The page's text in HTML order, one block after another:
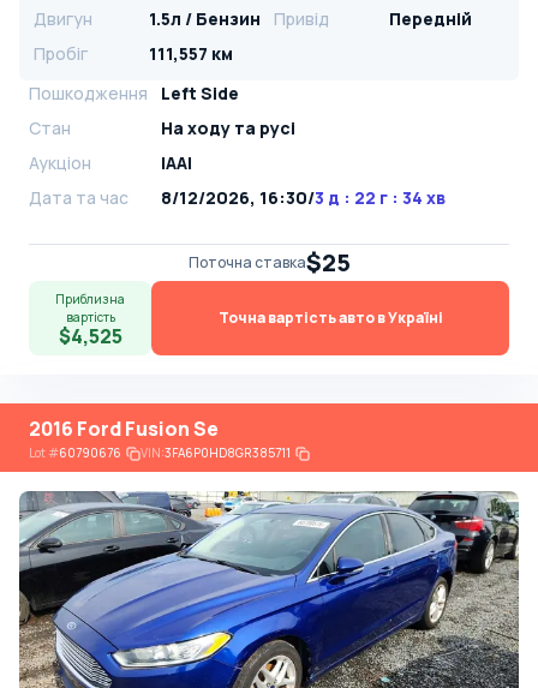
Двигун 1.5л / Бензин Привід
Передній
Пробіг
111,557 км
Пошкодження
Left Side
Стан
На ​​ходу та русі
Аукціон
IAAI
Дата та час
8/12/2026, 16:30/3 д : 22 г : 34 хв
Поточна ставка$25
Приблизна
вартість
$4,525
Точна вартість авто в Україні
2016 Ford Fusion Se
Lot#60790676 VIN:3FA6P0HD8GR385711